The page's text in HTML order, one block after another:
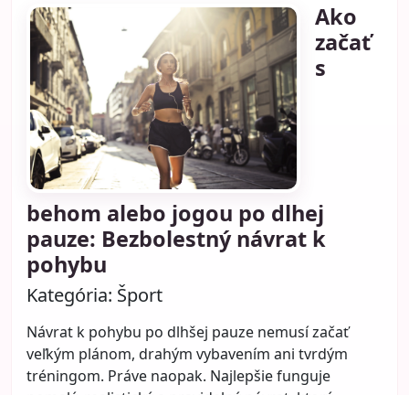
Ako
začať
s
behom alebo jogou po dlhej
pauze: Bezbolestný návrat k
pohybu
Kategória: Šport
Návrat k pohybu po dlhšej pauze nemusí začať
veľkým plánom, drahým vybavením ani tvrdým
tréningom. Práve naopak. Najlepšie funguje